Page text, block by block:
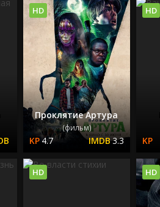
Проклятие Артура
(фильм)
4.7 3.3
HD HD
HD HD